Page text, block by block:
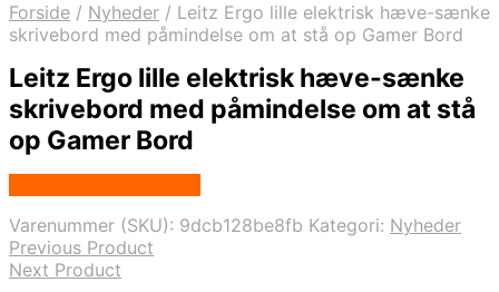
Forside / Nyheder / Leitz Ergo lille elektrisk hæve-sænke
skrivebord med påmindelse om at stå op Gamer Bord
Leitz Ergo lille elektrisk hæve-sænke
skrivebord med påmindelse om at stå
op Gamer Bord
Varenummer (SKU): 9dcb128be8fb Kategori: Nyheder
Previous Product
Next Product